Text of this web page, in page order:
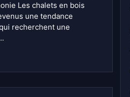
Les chalets en bois
une tendance
recherchent une